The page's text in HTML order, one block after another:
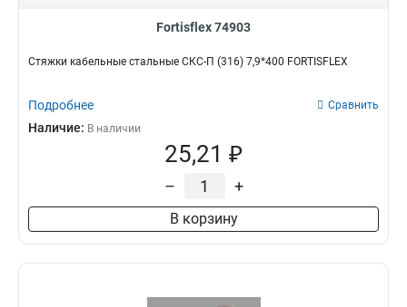
Fortisflex 74903
Стяжки кабельные стальные СКС-П (316) 7,9*400 FORTISFLEX
Подробнее Сравнить
Наличие: В наличии
25,21 ₽
– +
В корзину